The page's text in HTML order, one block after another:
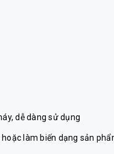
dễ dàng sử dụng
làm biến dạng sản